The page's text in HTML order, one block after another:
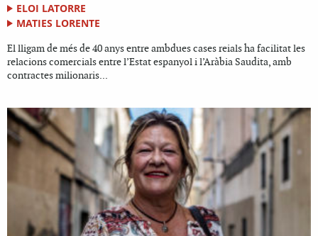
ELOI LATORRE
MATIES LORENTE
El lligam de més de 40 anys entre ambdues cases reials ha facilitat les
relacions comercials entre l’Estat espanyol i l’Aràbia Saudita, amb
contractes milionaris...